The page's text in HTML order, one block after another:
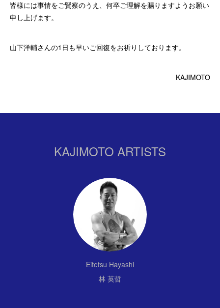
皆様には事情をご賢察のうえ、何卒ご理解を賜りますようお願い
申し上げます。
山下洋輔さんの1日も早いご回復をお祈りしております。
KAJIMOTO
KAJIMOTO ARTISTS
Eitetsu Hayashi
林 英哲